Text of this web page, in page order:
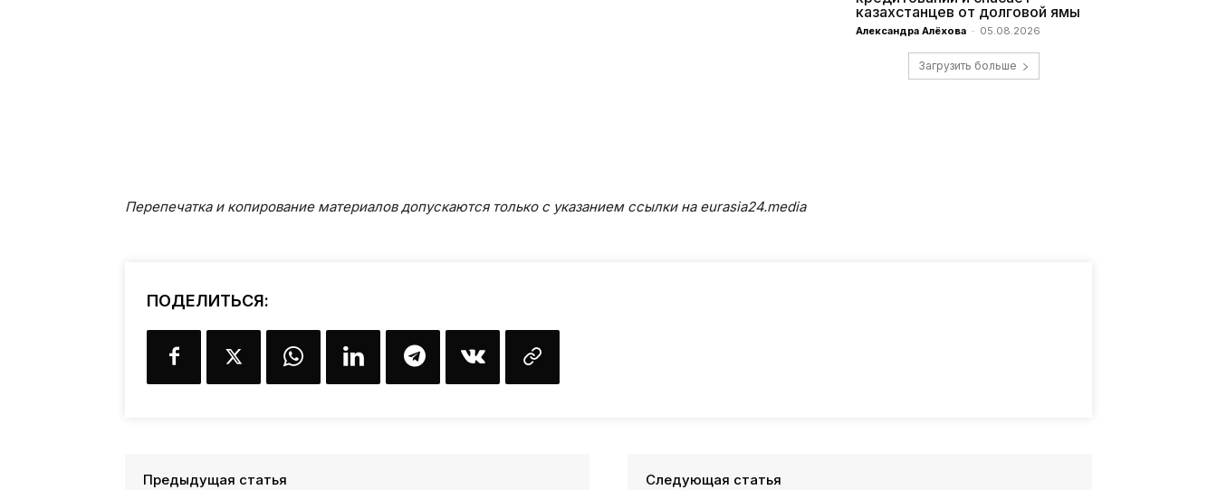
казахстанцев от долговой ямы
Александра Алёхова - 05.08.2026
Загрузить больше
Перепечатка и копирование материалов допускаются только с указанием ссылки на eurasia24.media
ПОДЕЛИТЬСЯ:
Предыдущая статья Следующая статья